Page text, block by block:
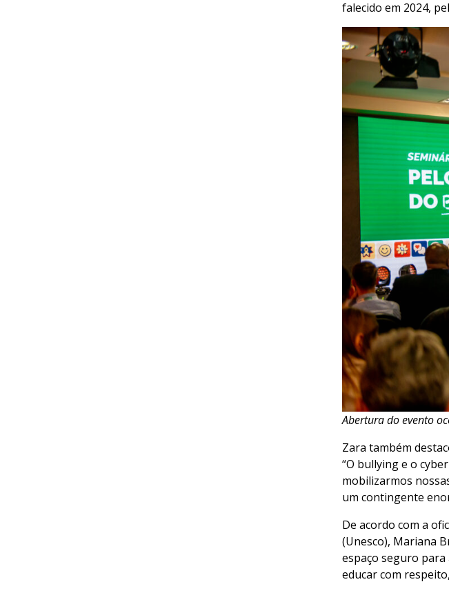
falecido em 2024,
Abertura do evento
Zara também
“O bullying e o
mobilizarmos
um contingente
De acordo com a
(Unesco), Mariana
espaço seguro para
educar com